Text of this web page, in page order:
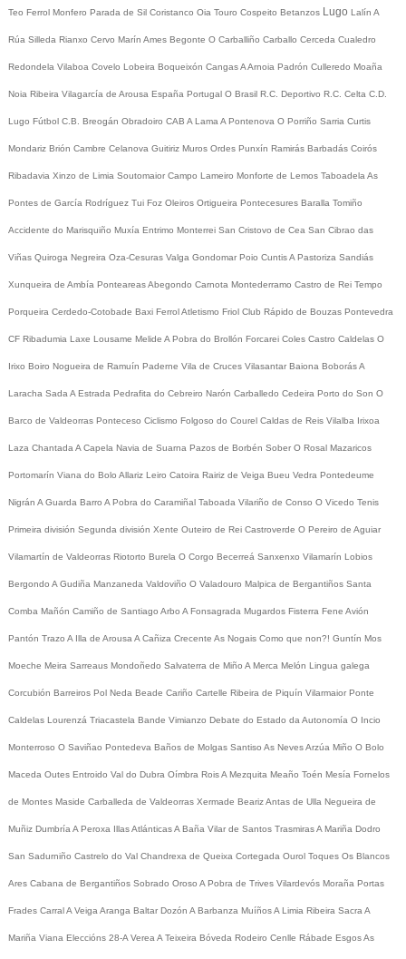
Teo Ferrol Monfero Parada de Sil Coristanco Oia Touro Cospeito Betanzos Lugo Lalín A
Rúa Silleda Rianxo Cervo Marín Ames Begonte O Carballiño Carballo Cerceda Cualedro
Redondela Vilaboa Covelo Lobeira Boqueixón CangasA Arnoia Padrón Culleredo Moaña
Noia Ribeira Vilagarcía de Arousa España Portugal O Brasil R.C. Deportivo R.C. Celta C.D.
Lugo Fútbol C.B. Breogán Obradoiro CAB A Lama A Pontenova O Porriño Sarria Curtis
Mondariz Brión Cambre Celanova Guitiriz Muros Ordes Punxín Ramirás Barbadás Coirós
Ribadavia Xinzo de Limia Soutomaior Campo Lameiro Monforte de Lemos Taboadela As
Pontes de García Rodríguez Tui Foz Oleiros Ortigueira Pontecesures Baralla Tomiño
Accidente do Marisquiño Muxía Entrimo Monterrei San Cristovo de Cea San Cibrao das
Viñas Quiroga Negreira Oza-Cesuras Valga Gondomar Poio CuntisA Pastoriza Sandiás
Xunqueira de Ambía PonteareasAbegondo Carnota Montederramo Castro de Rei Tempo
Porqueira Cerdedo-Cotobade Baxi FerrolAtletismo Friol Club Rápido de Bouzas Pontevedra
CF Ribadumia Laxe Lousame Melide A Pobra do Brollón Forcarei Coles Castro Caldelas O
Irixo Boiro Nogueira de Ramuín Paderne Vila de Cruces Vilasantar Baiona BoborásA
Laracha Sada A Estrada Pedrafita do Cebreiro Narón Carballedo Cedeira Porto do Son O
Barco de Valdeorras Ponteceso Ciclismo Folgoso do Courel Caldas de Reis Vilalba Irixoa
Laza Chantada A Capela Navia de Suarna Pazos de Borbén Sober O Rosal Mazaricos
Portomarín Viana do Bolo Allariz Leiro Catoira Rairiz de Veiga Bueu Vedra Pontedeume
Nigrán A Guarda Barro A Pobra do Caramiñal Taboada Vilariño de Conso O Vicedo Tenis
Primeira división Segunda división Xente Outeiro de Rei Castroverde O Pereiro de Aguiar
Vilamartín de Valdeorras Riotorto Burela O Corgo Becerreá Sanxenxo Vilamarín Lobios
Bergondo A Gudiña Manzaneda Valdoviño O Valadouro Malpica de Bergantiños Santa
Comba Mañón Camiño de Santiago Arbo A Fonsagrada Mugardos Fisterra Fene Avión
Pantón Trazo A Illa de Arousa A Cañiza Crecente As Nogais Como que non?! Guntín Mos
Moeche Meira Sarreaus Mondoñedo Salvaterra de Miño A Merca Melón Lingua galega
Corcubión Barreiros Pol Neda Beade Cariño Cartelle Ribeira de Piquín Vilarmaior Ponte
Caldelas Lourenzá Triacastela Bande Vimianzo Debate do Estado da Autonomía O Incio
Monterroso O Saviñao Pontedeva Baños de Molgas Santiso As NevesArzúa Miño O Bolo
Maceda Outes Entroido Val do Dubra Oímbra RoisA Mezquita Meaño Toén Mesía Fornelos
de Montes Maside Carballeda de Valdeorras Xermade BearizAntas de Ulla Negueira de
Muñiz Dumbría A Peroxa Illas AtlánticasA Baña Vilar de Santos TrasmirasA Mariña Dodro
San Sadurniño Castrelo do Val Chandrexa de Queixa Cortegada Ourol Toques Os Blancos
Ares Cabana de Bergantiños Sobrado Oroso A Pobra de Trives Vilardevós Moraña Portas
Frades CarralA Veiga Aranga Baltar Dozón A Barbanza MuíñosA Limia Ribeira Sacra A
Mariña Viana Eleccións 28-A Verea A Teixeira Bóveda Rodeiro Cenlle Rábade EsgosAs